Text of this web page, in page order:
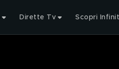
Dirette Tv Scopri